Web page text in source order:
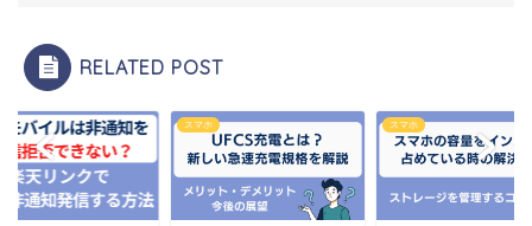
RELATED POST
スマホ スマホ